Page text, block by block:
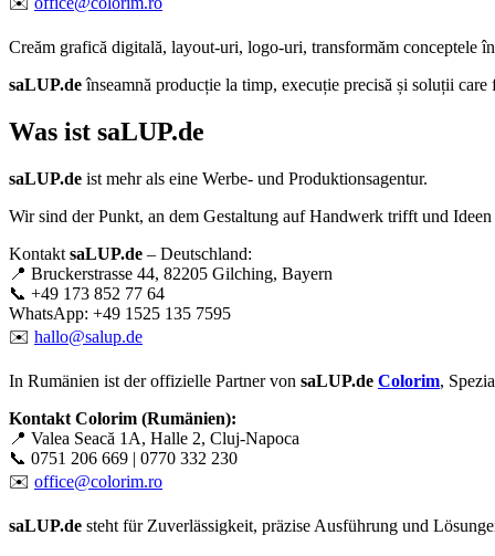
Creăm grafică digitală, layout-uri, logo-uri, transformăm conceptele
saLUP.deînseamnă producție la timp, execuție precisă și soluții
Was ist saLUP.de
saLUP.de ist mehr als eine Werbe- und Produktionsagentur.
Wir sind der Punkt, an dem Gestaltung auf Handwerk trifft und
Kontakt saLUP.de – Deutschland:
📍 Bruckerstrasse 44, 82205 Gilching, Bayern
📞 +49 173 852 77 64
WhatsApp: +49 1525 135 7595
✉️ hallo@salup.de
In Rumänien ist der offizielle Partner von saLUP.de Colorim,
Kontakt Colorim (Rumänien):
📍 Valea Seacă 1A, Halle 2, Cluj-Napoca
📞 0751 206 669 | 0770 332 230
✉️ office@colorim.ro
saLUP.de steht für Zuverlässigkeit, präzise Ausführung und